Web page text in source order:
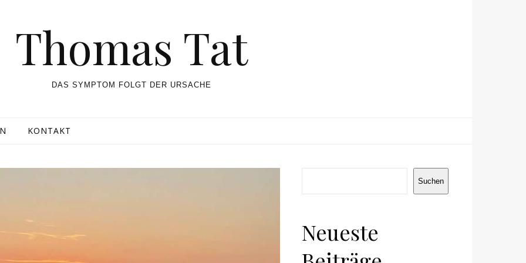
Thomas Tat
DAS SYMPTOM FOLGT DER URSACHE
KONTAKT
Suchen
Neueste